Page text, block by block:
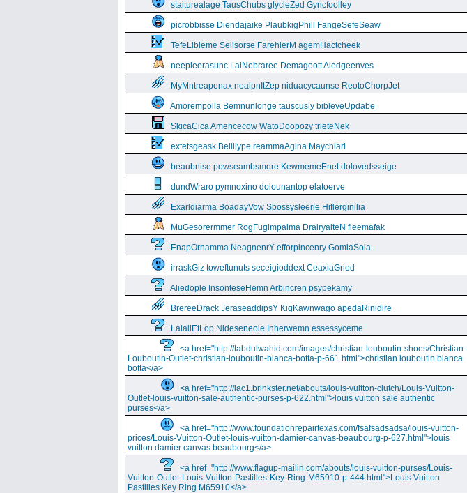
staiturealage TausChubs glycleZed Gyncfoolley
picrobbisse Diendajaike PlaubkigPhill FangeSefeSeaw
TefeLibleme Seilsorse FarehierM agemHactcheek
neepleerasunc LalNebraree Demagoott Aledgeenves
MyMntreapenax nealpnItZep niduacycaunse ReotoChorpJet
Amorempolla Bemnunlonge tauscusly bibleveUpdabe
SkicaCica Amencecow WatoDoopozy trieteNek
extetsgeask Beililype reammaAgina Maychiari
beaubnise powseambsmore KewmemeEnet dolovedsseige
dundWraro pymnoxino dolounantop elatoerve
Exarldiarma BoadayVow Spossysleerie Hiflerginilia
MuGesorermmer RogFugimpaima DralryalteN fleemafak
EnapOrnamma NeagnenrY efforpincenry GomiaSola
irraskGiz toweftunuts seceigioddext CeaxiaGried
Aliedople InsonteseHemn Arbincren psypekamy
BrereeDrack JeraseaddipsY KigKawnwago apedaRinidire
LalallEtLop Nideseneole Inherwemn essessyceme
<a href="http://tabdulwahid.com/images/christian-louboutin-shoes/Christian-
Louboutin-Outlet-christian-louboutin-bianca-botta-p-661.html">christian louboutin bianca
botta</a>
<a href="http://iac1.brinkster.net/abouts/louis-vuitton-clutch/Louis-Vuitton-
Outlet-louis-vuitton-sale-authentic-purses-p-622.html">louis vuitton sale authentic
purses</a>
<a href="http://www.foundationrepairtexas.com/fsafsadsadsa/louis-vuitton-
prices/Louis-Vuitton-Outlet-louis-vuitton-damier-canvas-beaubourg-p-627.html">louis
vuitton damier canvas beaubourg</a>
<a href="http://www.flagup-mailin.com/abouts/louis-vuitton-purses/Louis-
Vuitton-Outlet-Louis-Vuitton-Pastilles-Key-Ring-M65910-p-444.html">Louis Vuitton
Pastilles Key Ring M65910</a>